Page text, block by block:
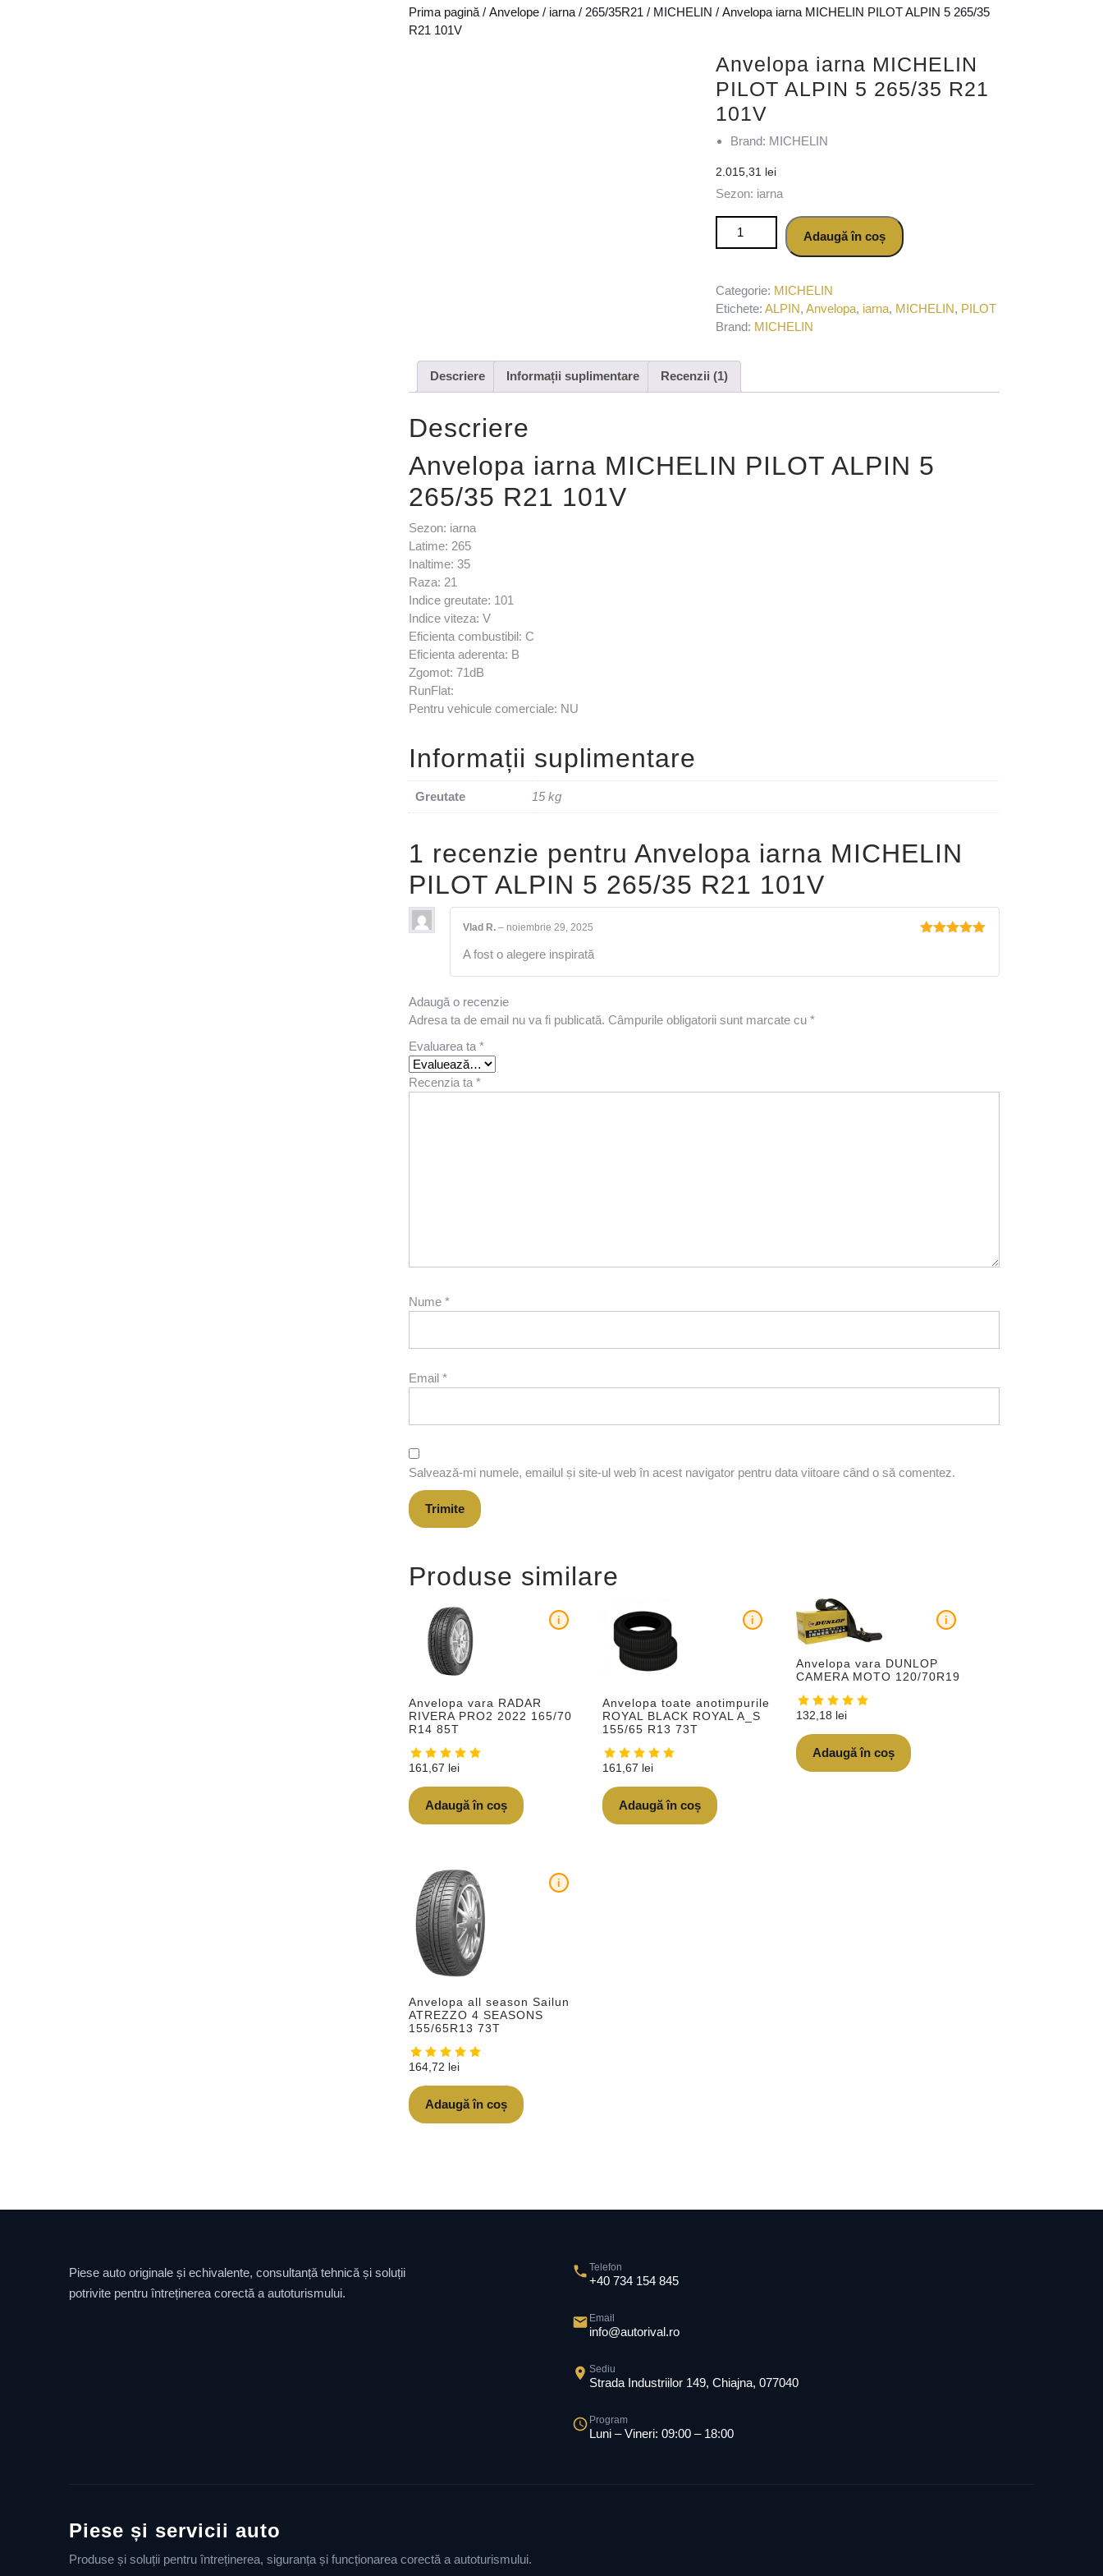
Prima pagină / Anvelope / iarna / 265/35R21 / MICHELIN / Anvelopa iarna MICHELIN PILOT ALPIN 5 265/35
R21 101V
Anvelopa iarna MICHELIN
PILOT ALPIN 5 265/35 R21
101V
Brand: MICHELIN
2.015,31 lei
Sezon: iarna
Cantitate Anvelopa iarna MICHELIN PILOT ALPIN 5 265/35 R21 101V
Adaugă în coș
Categorie: MICHELIN
Etichete:ALPIN,Anvelopa, iarna, MICHELIN, PILOT
Brand: MICHELIN
Descriere Informații suplimentare Recenzii (1)
Descriere
Anvelopa iarna MICHELIN PILOT ALPIN 5
265/35 R21 101V
Sezon: iarna
Latime: 265
Inaltime: 35
Raza: 21
Indice greutate: 101
Indice viteza: V
Eficienta combustibil: C
Eficienta aderenta: B
Zgomot: 71dB
RunFlat:
Pentru vehicule comerciale: NU
Informații suplimentare
Greutate 15 kg
1 recenzie pentru Anvelopa iarna MICHELIN
PILOT ALPIN 5 265/35 R21 101V
Vlad R. – noiembrie 29, 2025
A fost o alegere inspirată
Adaugă o recenzie
Adresa ta de email nu va fi publicată. Câmpurile obligatorii sunt marcate cu *
Evaluarea ta *
Recenzia ta *
Nume *
Email *
Salvează-mi numele, emailul și site-ul web în acest navigator pentru data viitoare când o să comentez.
Produse similare
Anvelopa vara RADAR
RIVERA PRO2 2022 165/70
R14 85T
i
161,67 lei
Adaugă în coș
Anvelopa toate anotimpurile
ROYAL BLACK ROYAL A_S
155/65 R13 73T
i
161,67 lei
Adaugă în coș
Anvelopa vara DUNLOP
CAMERA MOTO 120/70R19
i
132,18 lei
Adaugă în coș
Anvelopa all season Sailun
ATREZZO 4 SEASONS
155/65R13 73T
i
164,72 lei
Adaugă în coș
Piese auto originale și echivalente, consultanță tehnică și soluții
potrivite pentru întreținerea corectă a autoturismului.
Telefon
+40 734 154 845
Email
info@autorival.ro
Sediu
Strada Industriilor 149, Chiajna, 077040
Program
Luni – Vineri: 09:00 – 18:00
Piese și servicii auto
Produse și soluții pentru întreținerea, siguranța și funcționarea corectă a autoturismului.